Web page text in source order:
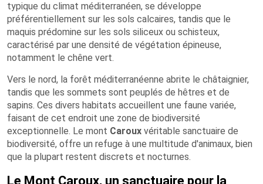
typique du climat méditerranéen, se développe
préférentiellement sur les sols calcaires, tandis que le
maquis prédomine sur les sols siliceux ou schisteux,
caractérisé par une densité de végétation épineuse,
notamment le chêne vert.
Vers le nord, la forêt méditerranéenne abrite le châtaignier,
tandis que les sommets sont peuplés de hêtres et de
sapins. Ces divers habitats accueillent une faune variée,
faisant de cet endroit une zone de biodiversité
exceptionnelle. Le mont Caroux véritable sanctuaire de
biodiversité, offre un refuge à une multitude d'animaux, bien
que la plupart restent discrets et nocturnes.
Le Mont Caroux, un sanctuaire pour la